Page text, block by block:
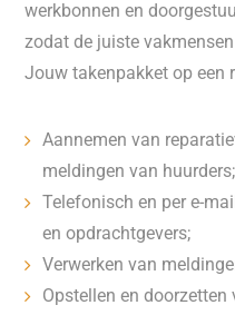
werkbonnen en
zodat de juiste
Jouw takenpakket op een
Aannemen van
meldingen van huurders;
Telefonisch en per e-
en opdrachtgevers;
Verwerken van
Opstellen en